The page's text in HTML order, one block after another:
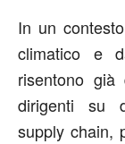
In un
climatico e
risentono
dirigenti su
supply chain,